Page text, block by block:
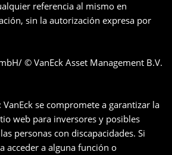
referencia al mismo en
sin la autorización expresa por
© VanEck Asset Management B.V.
VanEck se compromete a garantizar la
web para inversores y posibles
personas con discapacidades. Si
acceder a alguna función o